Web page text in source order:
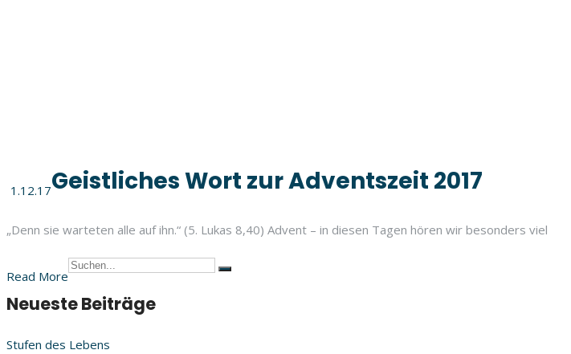
1.12.17Geistliches Wort zur Adventszeit 2017
„Denn sie warteten alle auf ihn.“ (5. Lukas 8,40) Advent – in diesen Tagen hören wir besonders viel
Read More
Neueste Beiträge
Stufen des Lebens